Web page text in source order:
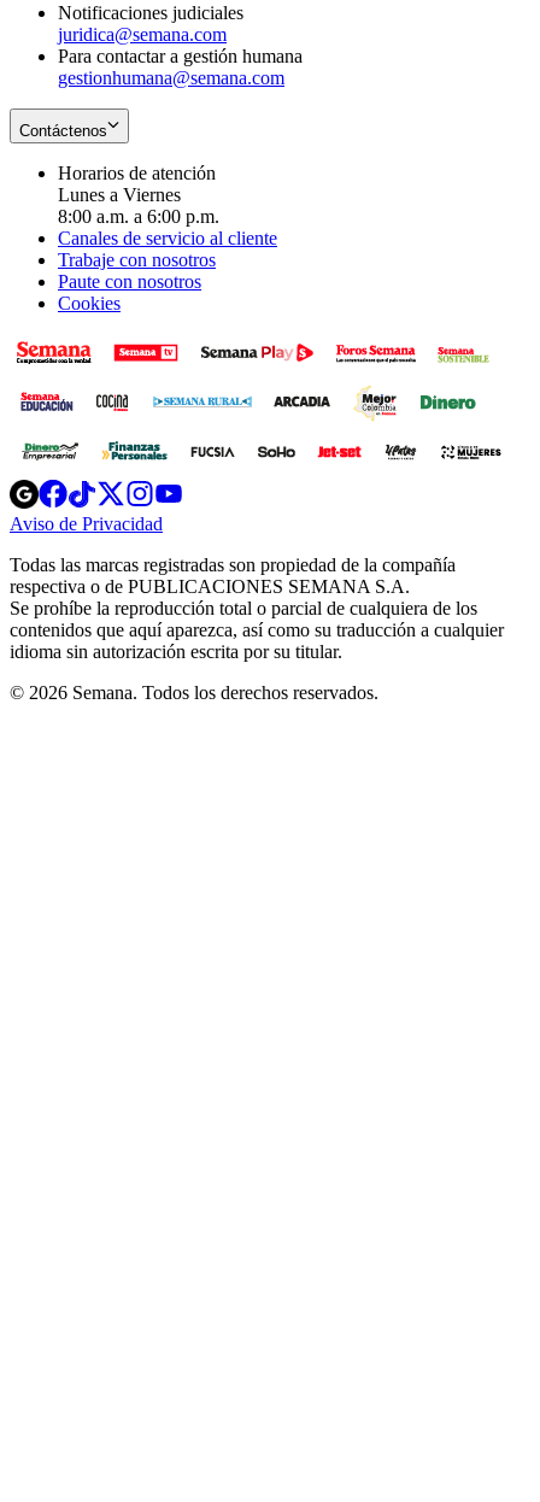
Notificaciones judiciales
juridica@semana.com
Para contactar a gestión humana
gestionhumana@semana.com
Contáctenos
Horarios de atención
Lunes a Viernes
8:00 a.m. a 6:00 p.m.
Canales de servicio al cliente
Trabaje con nosotros
Paute con nosotros
Cookies
Opens
in
new
Opens
in
new
Opens
in
new
window
Opens
new
windowwindow
Aviso de Privacidad
new
window
Todas las marcas registradas son propiedad de la compañía
respectiva o de PUBLICACIONES SEMANA S.A.
Se prohíbe la reproducción total o parcial de cualquiera de los
contenidos que aquí aparezca, así como su traducción a cualquier
idioma sin autorización escrita por su titular.
© 2026 Semana. Todos los derechos reservados.